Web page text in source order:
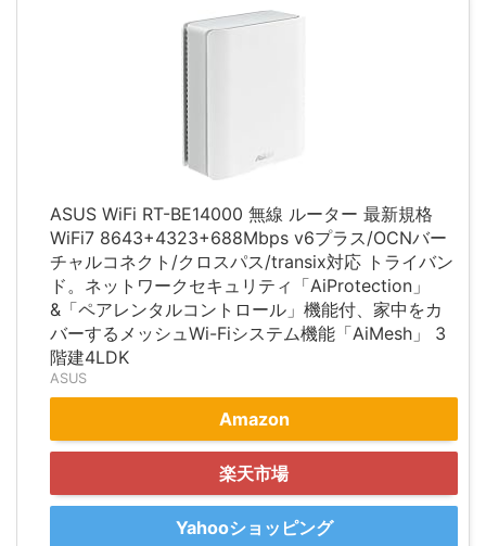
ASUS WiFi RT-BE14000 無線 ルーター 最新規格
WiFi7 8643+4323+688Mbps v6プラス/OCNバー
チャルコネクト/クロスパス/transix対応 トライバン
ド。ネットワークセキュリティ「AiProtection」
&「ペアレンタルコントロール」機能付、家中をカ
バーするメッシュWi-Fiシステム機能「AiMesh」 3
階建4LDK
ASUS
Amazon
楽天市場
Yahooショッピング